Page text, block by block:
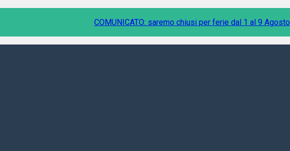
COMUNICATO: saremo chiusi per ferie dal 1 al 9 Agosto